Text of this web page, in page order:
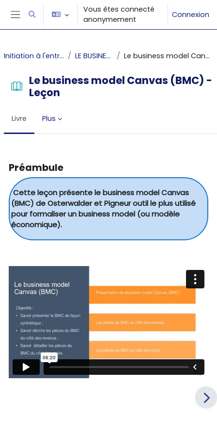
Passer au contenu principal
Panneau latéral
Activer/désactiver la saisie de recherche
Vous êtes connecté
anonymement
Connexion
Initiation à l'entrepreneuriat LE BUSINESS MODEL Le business model Canvas (BMC) - Leçon
Le business model Canvas (BMC) -
Leçon
Livre Plus
Préambule
Cette leçon présente le business model Canvas
(BMC) de Osterwalder et Pigneur outil le plus utilisé
pour formaliser un business model (ou modèle
économique).